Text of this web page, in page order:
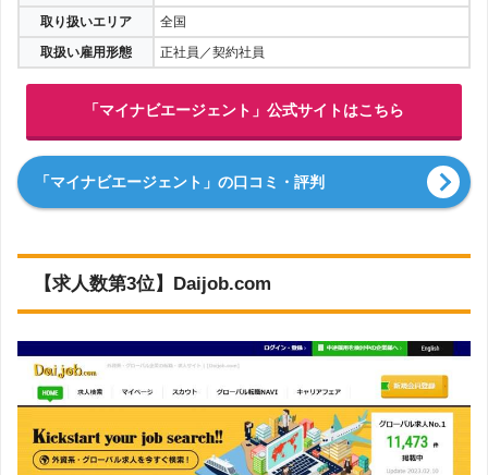
取り扱いエリア
全国
取扱い雇用形態
正社員／契約社員
「マイナビエージェント」公式サイトはこちら
「マイナビエージェント」の口コミ・評判
【求人数第3位】Daijob.com